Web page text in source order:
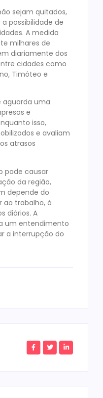
sejam quitados,
possibilidade de
A medida
milhares de
diariamente dos
cidades como
Timóteo e
aguarda uma
e
isso,
e avaliam
atrasos
pode causar
da região,
depende do
ao trabalho, à
diários. A
um entendimento
a interrupção do